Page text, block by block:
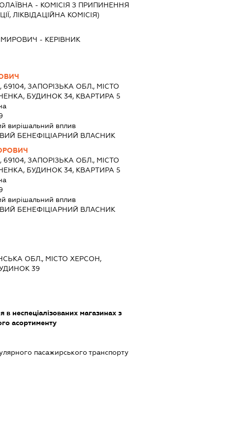
- КОМІСІЯ З ПРИПИНЕННЯ
ЛІКВІДАЦІЙНА КОМІСІЯ)
- КЕРІВНИК
69104, ЗАПОРІЗЬКА ОБЛ., МІСТО
БУДИНОК 34, КВАРТИРА 5
вирішальний вплив
БЕНЕФІЦІАРНИЙ ВЛАСНИК
69104, ЗАПОРІЗЬКА ОБЛ., МІСТО
БУДИНОК 34, КВАРТИРА 5
вирішальний вплив
БЕНЕФІЦІАРНИЙ ВЛАСНИК
ОБЛ., МІСТО ХЕРСОН,
39
в неспеціалізованих магазинах з
асортименту
пасажирського транспорту